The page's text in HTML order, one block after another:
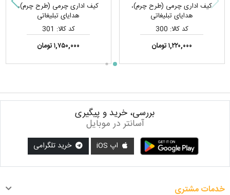
کیف اداری چرمی (طرح چرم)،
هدایای تبلیغاتی
کد کالا: 300
۱,۲۲۰,۰۰۰ تومان
کیف اداری چرمی (طرح چرم)،
هدایای تبلیغاتی
کد کالا: 301
۱,۷۵۰,۰۰۰ تومان
بررسی، خرید و پیگیری
آسانتر در موبایل
اپ iOS خرید تلگرامی
خدمات مشتری